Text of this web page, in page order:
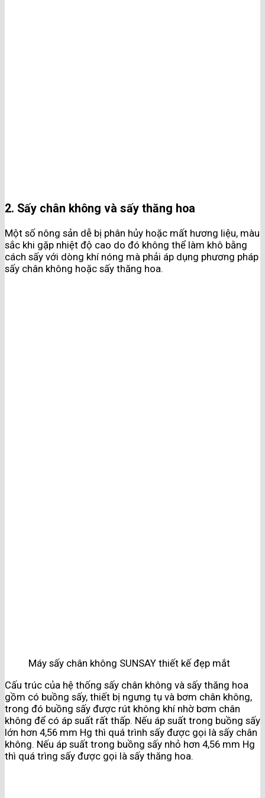
2. Sấy chân không và sấy thăng hoa
Một số nông sản dễ bị phân hủy hoặc mất hương liệu, màu
sắc khi gặp nhiệt độ cao do đó không thể làm khô bằng
cách sấy với dòng khí nóng mà phải áp dụng phương pháp
sấy chân không hoặc sấy thăng hoa.
Máy sấy chân không SUNSAY thiết kế đẹp mắt
Cấu trúc của hệ thống sấy chân không và sấy thăng hoa
gồm có buồng sấy, thiết bị ngưng tụ và bơm chân không,
trong đó buồng sấy được rút không khí nhờ bơm chân
không để có áp suất rất thấp. Nếu áp suất trong buồng sấy
lớn hơn 4,56 mm Hg thì quá trình sấy được gọi là sấy chân
không. Nếu áp suất trong buồng sấy nhỏ hơn 4,56 mm Hg
thì quá trìng sấy được gọi là sấy thăng hoa.